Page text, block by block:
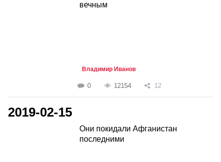
вечным
Владимир Иванов
0 12154 12
2019-02-15
Они покидали Афганистан
последними